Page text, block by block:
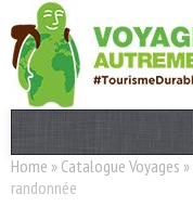
Actualités
Home » Catalogue Voyages »
randonnée